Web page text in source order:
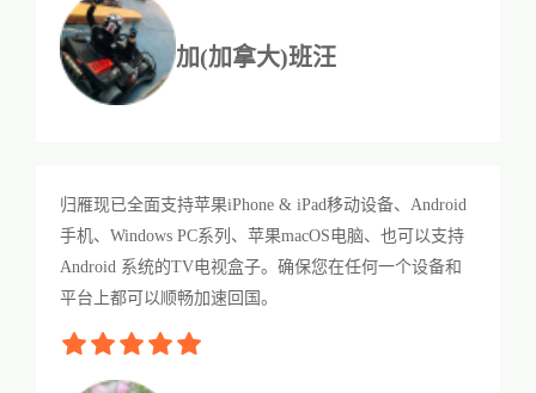
加(加拿大)班汪
归雁现已全面支持苹果iPhone & iPad移动设备、Android
手机、Windows PC系列、苹果macOS电脑、也可以支持
Android 系统的TV电视盒子。确保您在任何一个设备和
平台上都可以顺畅加速回国。